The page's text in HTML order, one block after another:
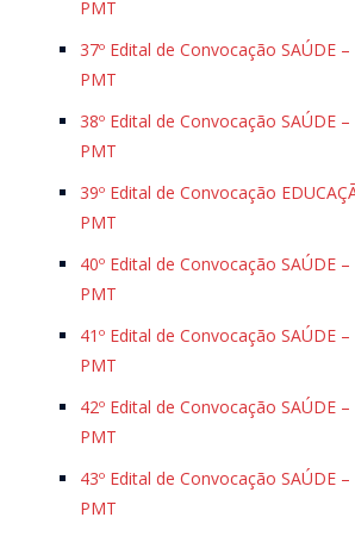
PMT
37º Edital de Convocação SAÚDE
PMT
38º Edital de Convocação SAÚDE
PMT
39º Edital de Convocação
PMT
40º Edital de Convocação SAÚDE
PMT
41º Edital de Convocação SAÚDE
PMT
42º Edital de Convocação SAÚDE
PMT
43º Edital de Convocação SAÚDE
PMT